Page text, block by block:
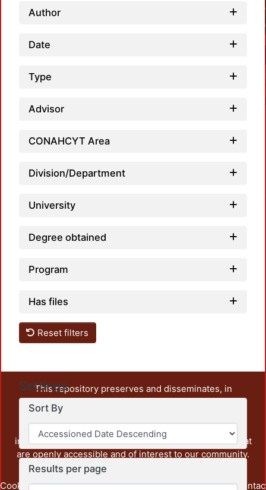
Author
Date
Type
Advisor
CONAHCYT Area
Division/Department
University
Degree obtained
Program
Has files
Reset filters
Settings
Sort By
Results per page
This repository preserves and disseminates, in
unrestricted open access, the teaching and research
output of UAM Azcapotzalco. It also includes some
administrative and graphic documents from the
institution, as well as content from other institutions that
are openly accessible and of interest to our community.
Cookie Privacy End User Send